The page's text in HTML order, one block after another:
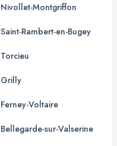
Nivollet-Montgriffon
Saint-Rambert-en-Bugey
Torcieu
Grilly
Ferney-Voltaire
Bellegarde-sur-Valserine